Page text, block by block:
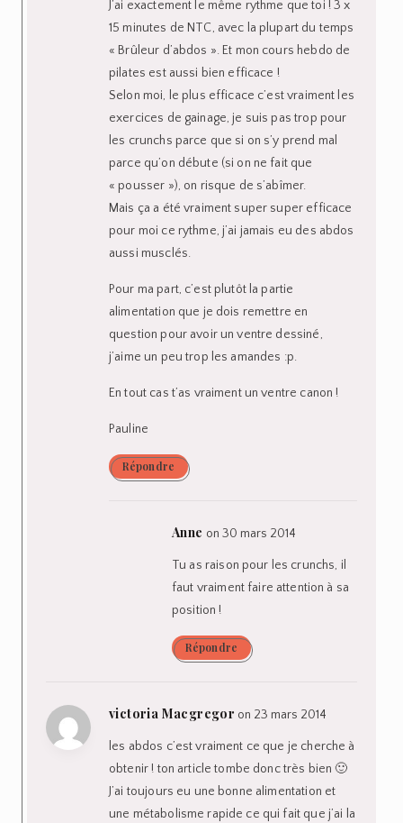
J’ai exactement le même rythme que toi ! 3 x
15 minutes de NTC, avec la plupart du temps
« Brûleur d’abdos ». Et mon cours hebdo de
pilates est aussi bien efficace !
Selon moi, le plus efficace c’est vraiment les
exercices de gainage, je suis pas trop pour
les crunchs parce que si on s’y prend mal
parce qu’on débute (si on ne fait que
« pousser »), on risque de s’abîmer.
Mais ça a été vraiment super super efficace
pour moi ce rythme, j’ai jamais eu des abdos
aussi musclés.
Pour ma part, c’est plutôt la partie
alimentation que je dois remettre en
question pour avoir un ventre dessiné,
j’aime un peu trop les amandes :p.
En tout cas t’as vraiment un ventre canon !
Pauline
Répondre
Anne on 30 mars 2014
Tu as raison pour les crunchs, il
faut vraiment faire attention à sa
position !
Répondre
victoria Macgregor on 23 mars 2014
les abdos c’est vraiment ce que je cherche à
obtenir ! ton article tombe donc très bien 🙂
J’ai toujours eu une bonne alimentation et
une métabolisme rapide ce qui fait que j’ai la